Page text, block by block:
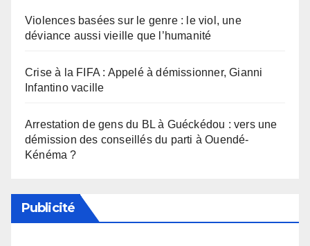
Violences basées sur le genre : le viol, une
déviance aussi vieille que l’humanité
Crise à la FIFA : Appelé à démissionner, Gianni
Infantino vacille
Arrestation de gens du BL à Guéckédou : vers une
démission des conseillés du parti à Ouendé-
Kénéma ?
Publicité